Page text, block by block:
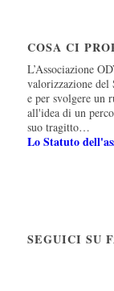
COSA CI
L’Associazione
valorizzazione del
e per svolgere un
all'idea di un
suo tragitto…
Lo Statuto
SEGUICI SU